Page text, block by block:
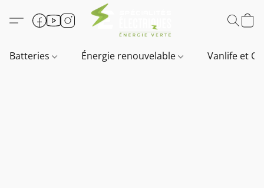
Batteries Énergie renouvelable Vanlife et